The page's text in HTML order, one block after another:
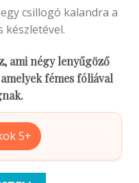
csillogó kalandra a
készletével.
ami négy lenyűgöző
fémes fóliával
5+
mennyiség